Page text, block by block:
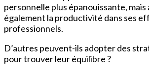
personnelle plus épanouissante, mais
également la productivité dans ses
professionnels.
D’autres peuvent-ils adopter des
pour trouver leur équilibre ?